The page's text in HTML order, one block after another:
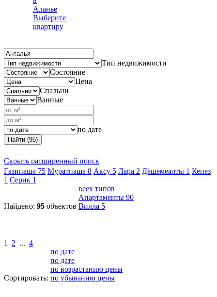
Аланье
Выберите
квартиру
Тип недвижимости
Состояние
Цена
Спальни
Ванные
по дате
Найти (95)
Скрыть расширенный поиск
Газипаша 75 Муратпаша 8 Аксу 5 Лара 2 Дёшемеалты 1 Кепез
1 Серик 1
Найдено: 95 объектов
всех типов
Апартаменты 90
Вилла 5
1 2 ... 4
Сортировать:
по дате
по дате
по возрастанию цены
по убыванию цены